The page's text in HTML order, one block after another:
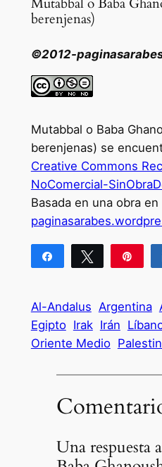
Mutabbal o Baba
berenjenas)
©2012-
Mutabbal o Baba
berenjenas) se
Creative Commons
NoComercial-
Basada en una obra en
Compartir Twittear
Al-Andalus Argentina
Egipto Irak Irán
Oriente Medio
Una respuesta